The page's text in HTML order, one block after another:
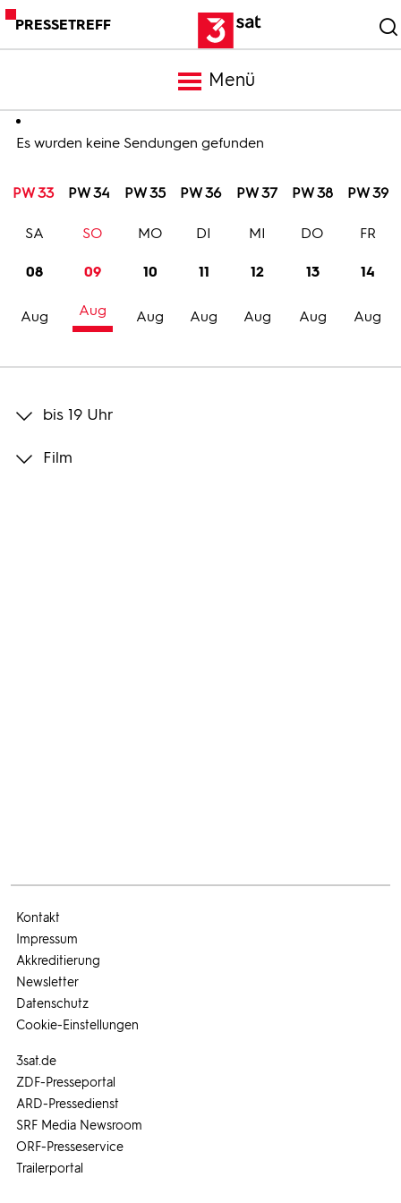
PRESSETREFF
Menü
Meldungen
Programm
Trailer
Bilder
Es wurden keine Sendungen gefunden
PW 33 PW 34 PW 35 PW 36 PW 37 PW 38 PW 39
08
Aug
SA
09
Aug
SO
10
Aug
MO
11
Aug
DI
12
Aug
MI
13
Aug
DO
14
Aug
FR
bis 19 Uhr
Film
3sat.de
ZDF-Presseportal
ARD-Pressedienst
SRF Media Newsroom
ORF-Presseservice
Trailerportal
Kontakt
Impressum
Akkreditierung
Newsletter
Datenschutz
Cookie-Einstellungen